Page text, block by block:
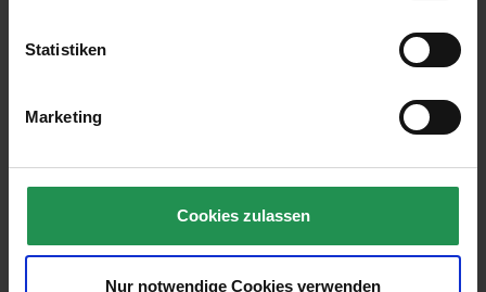
Statistiken
Marketing
Cookies zulassen
Nur notwendige Cookies verwenden
Gespräch zu kommen – nicht nur dann, wenn es Probleme
Ein besonderes Anliegen ist es Gangl und dem MBR,
diesen Zugang zur Natur künftig auch an die jüngsten